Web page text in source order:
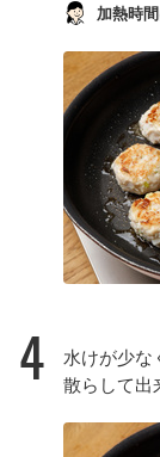
加熱時
4
水けが少な
散らして出